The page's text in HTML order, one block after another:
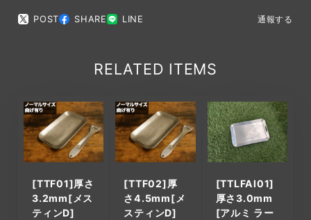
POST SHARE LINE 通報する
RELATED ITEMS
[TTF01]厚さ
3.2mm[メス
ティンD]
[TTF02]厚
さ4.5mm[メ
スティンD]
[TTLFAl01]
厚さ3.0mm
[アルミ ラー